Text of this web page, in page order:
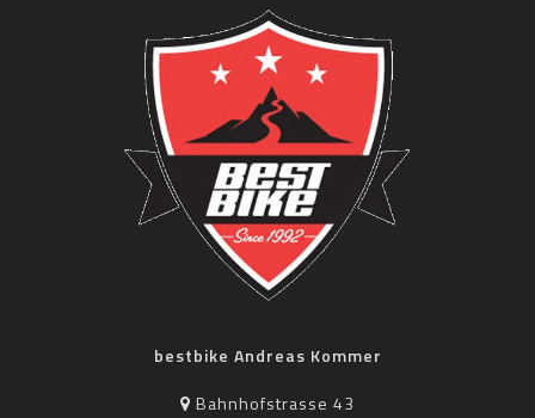
bestbike Andreas Kommer
Bahnhofstrasse 43